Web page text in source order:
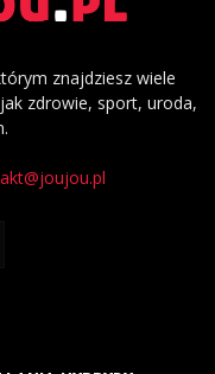
znajdziesz wiele
zdrowie, sport, uroda,